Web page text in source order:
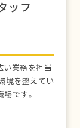
ッフ
い業務を担当
境を整えてい
です。